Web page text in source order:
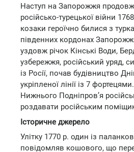
Наступ на Запорожжя
російсько-турецької війни
козаки героїчно билися з
південних кордонах
уздовж річок Кінські Води,
узбережжя, російський уряд,
із Росії, почав будівництво
укріпленої лінії із 7
Нижнього Подніпров’я
роздавати російським
Історичне джерело
Улітку 1770 р. один із
повідомляв кошового, що